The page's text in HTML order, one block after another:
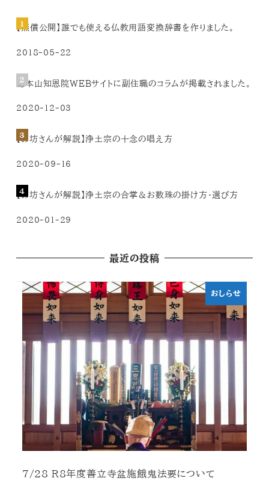
【無償公開】誰でも使える仏教用語変換辞書を作りました。
2018-05-22
総本山知恩院WEBサイトに副住職のコラムが掲載されました。
2020-12-03
【お坊さんが解説】浄土宗の十念の唱え方
2020-09-16
【お坊さんが解説】浄土宗の合掌＆お数珠の掛け方・選び方
2020-01-29
最近の投稿
おしらせ
7/28 R8年度善立寺盆施餓鬼法要について